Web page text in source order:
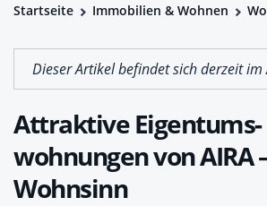
Startseite Immobilien & Wohnen
Dieser Artikel befindet sich derzeit im
Attraktive Eigentums­
wohnungen von AIRA
Wohnsinn